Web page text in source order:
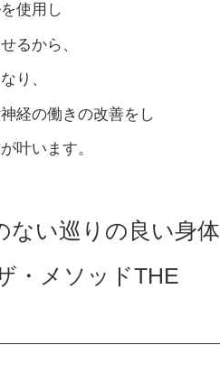
使用し
るから、
り、
経の働きの改善をし
叶います。
ない巡りの良い身体
・メソッドTHE